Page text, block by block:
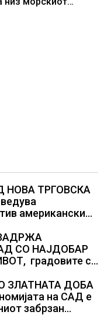
НОВА ТРГОВСКА
американски
СО НАЈДОБАР
градовите со
со
ЗЛАТНАТА ДОБА
на САД е
забрзан